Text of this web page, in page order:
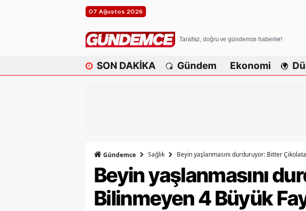
07 Ağustos 2026
Tarafsız, doğru ve gündemce haberler!
SON DAKİKA Gündem Ekonomi
Gündemce Sağlık Beyin yaşlanmasını durduruyor: Bitter
Beyin yaşlanmasını
Bilinmeyen 4 Büyük